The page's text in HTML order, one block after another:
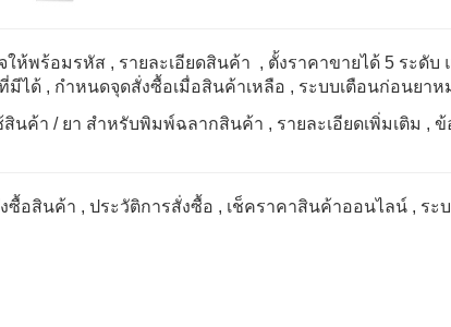
ให้พร้อมรหัส , รายละเอียดสินค้า , ตั้งราคาขายได้ 5 ระดับ
มีได้ , กำหนดจุดสั่งซื้อเมื่อสินค้าเหลือ , ระบบเตือนก่อนยาห
สินค้า / ยา สำหรับพิมพ์ฉลากสินค้า , รายละเอียดเพิ่มเติม ,
ซื้อสินค้า , ประวัติการสั่งซื้อ , เช็คราคาสินค้าออนไลน์ , ระ